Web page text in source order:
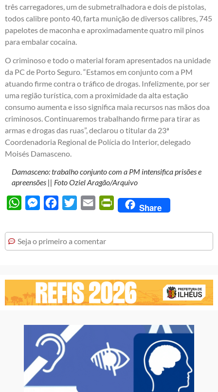
três carregadores, um de submetralhadora e dois de pistolas,
todos calibre ponto 40, farta munição de diversos calibres, 745
papelotes de maconha e aproximadamente quatro mil pinos
para embalar cocaína.
O criminoso e todo o material foram apresentados na unidade
da PC de Porto Seguro. “Estamos em conjunto com a PM
atuando firme contra o tráfico de drogas. Infelizmente, por ser
uma região turística, com a proximidade da alta estação
consumo aumenta e isso significa maia recursos nas mãos doa
criminosos. Continuaremos trabalhando firme para tirar as
armas e drogas das ruas”, declarou o titular da 23ª
Coordenadoria Regional de Polícia do Interior, delegado
Moisés Damasceno.
Damasceno: trabalho conjunto com a PM intensifica prisões e
apreensões || Foto Oziel Aragão/Arquivo
WhatsAppMessengerFacebook
Twitter Email PrintFriendly
Share
Seja o primeiro a comentar